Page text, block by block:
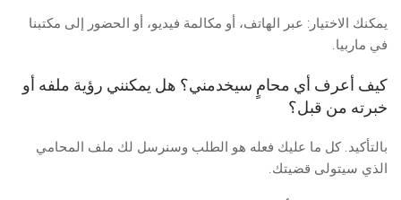
يمكنك الاختيار: عبر الهاتف، أو مكالمة فيديو، أو الحضور إلى مكتبنا
في ماربيا.
كيف أعرف أي محامٍ سيخدمني؟ هل يمكنني رؤية ملفه أو
خبرته من قبل؟
بالتأكيد. كل ما عليك فعله هو الطلب وسنرسل لك ملف المحامي
الذي سيتولى قضيتك.